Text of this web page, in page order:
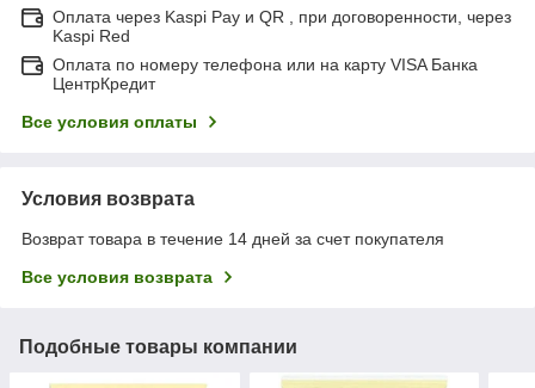
Оплата через Kaspi Pay и QR , при договоренности, через
Kaspi Red
Оплата по номеру телефона или на карту VISA Банка
ЦентрКредит
Все условия оплаты
Условия возврата
Возврат товара в течение 14 дней за счет покупателя
Все условия возврата
Подобные товары компании